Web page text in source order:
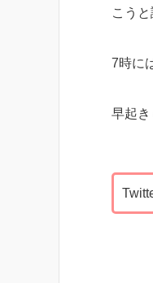
こう
7時に
早起き